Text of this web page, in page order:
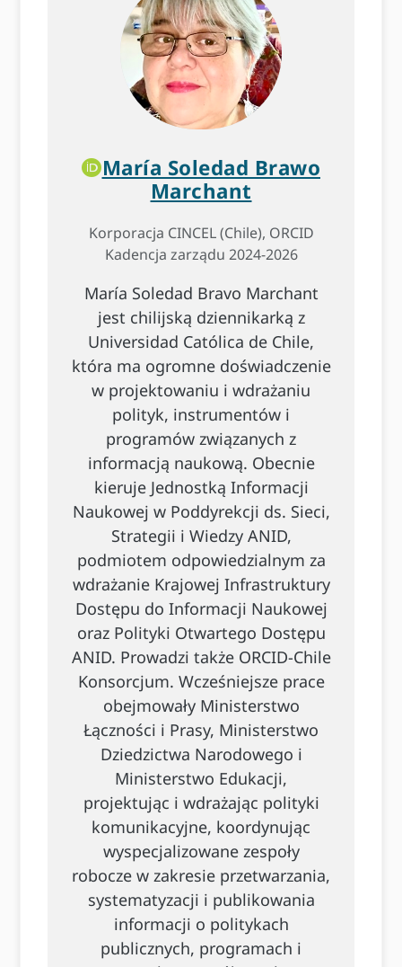
María Soledad Brawo
Marchant
Korporacja CINCEL (Chile), ORCID
Kadencja zarządu 2024-2026
María Soledad Bravo Marchant
jest chilijską dziennikarką z
Universidad Católica de Chile,
która ma ogromne doświadczenie
w projektowaniu i wdrażaniu
polityk, instrumentów i
programów związanych z
informacją naukową. Obecnie
kieruje Jednostką Informacji
Naukowej w Poddyrekcji ds. Sieci,
Strategii i Wiedzy ANID,
podmiotem odpowiedzialnym za
wdrażanie Krajowej Infrastruktury
Dostępu do Informacji Naukowej
oraz Polityki Otwartego Dostępu
ANID. Prowadzi także ORCID-Chile
Konsorcjum. Wcześniejsze prace
obejmowały Ministerstwo
Łączności i Prasy, Ministerstwo
Dziedzictwa Narodowego i
Ministerstwo Edukacji,
projektując i wdrażając polityki
komunikacyjne, koordynując
wyspecjalizowane zespoły
robocze w zakresie przetwarzania,
systematyzacji i publikowania
informacji o politykach
publicznych, programach i